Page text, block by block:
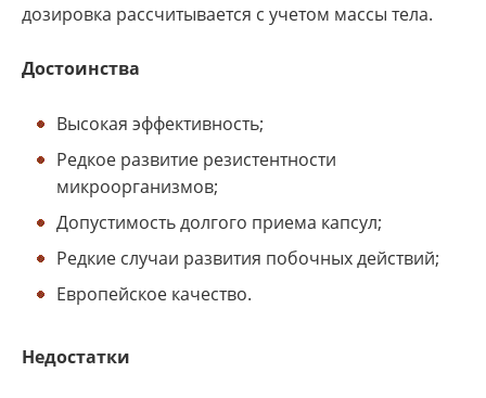
дозировка рассчитывается с учетом массы тела.
Достоинства
Высокая эффективность;
Редкое развитие резистентности
микроорганизмов;
Допустимость долгого приема капсул;
Редкие случаи развития побочных действий;
Европейское качество.
Недостатки